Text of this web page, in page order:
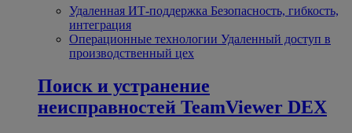
Удаленная ИТ-поддержка Безопасность, гибкость,
интеграция
Операционные технологии Удаленный доступ в
производственный цех
Поиск и устранение
неисправностей TeamViewer DEX